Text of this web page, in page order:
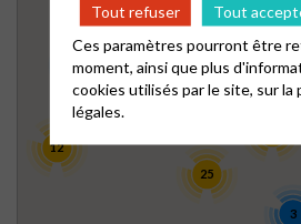
12
28
25
15
8
5
3
Tout refuser
Tout
Ces paramètres pourront être
moment, ainsi que plus
cookies utilisés par le site, sur la
légales.